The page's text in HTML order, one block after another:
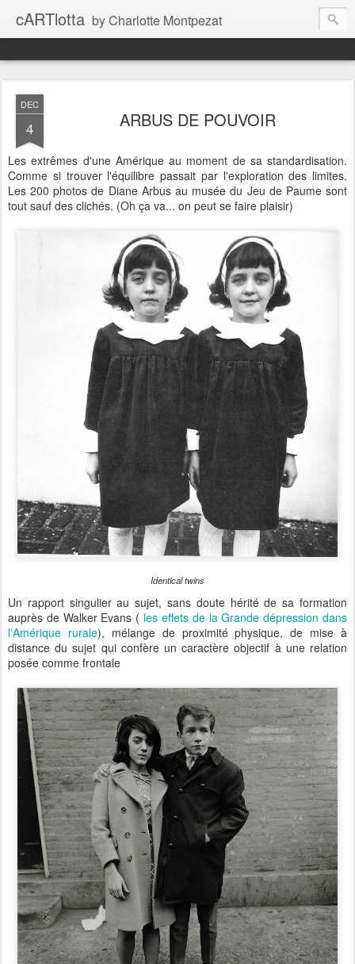
cARTlotta by Charlotte Montpezat
DEC
4 ARBUS DE POUVOIR
Les extrêmes d'une Amérique au moment de sa standardisation.
Comme si trouver l'équilibre passait par l'exploration des limites.
Les 200 photos de Diane Arbus au musée du Jeu de Paume sont
tout sauf des clichés. (Oh ça va... on peut se faire plaisir)
Identical twins
Un rapport singulier au sujet, sans doute hérité de sa formation
auprès de Walker Evans ( les effets de la Grande dépression dans
l'Amérique rurale), mélange de proximité physique, de mise à
distance du sujet qui confère un caractère objectif à une relation
posée comme frontale